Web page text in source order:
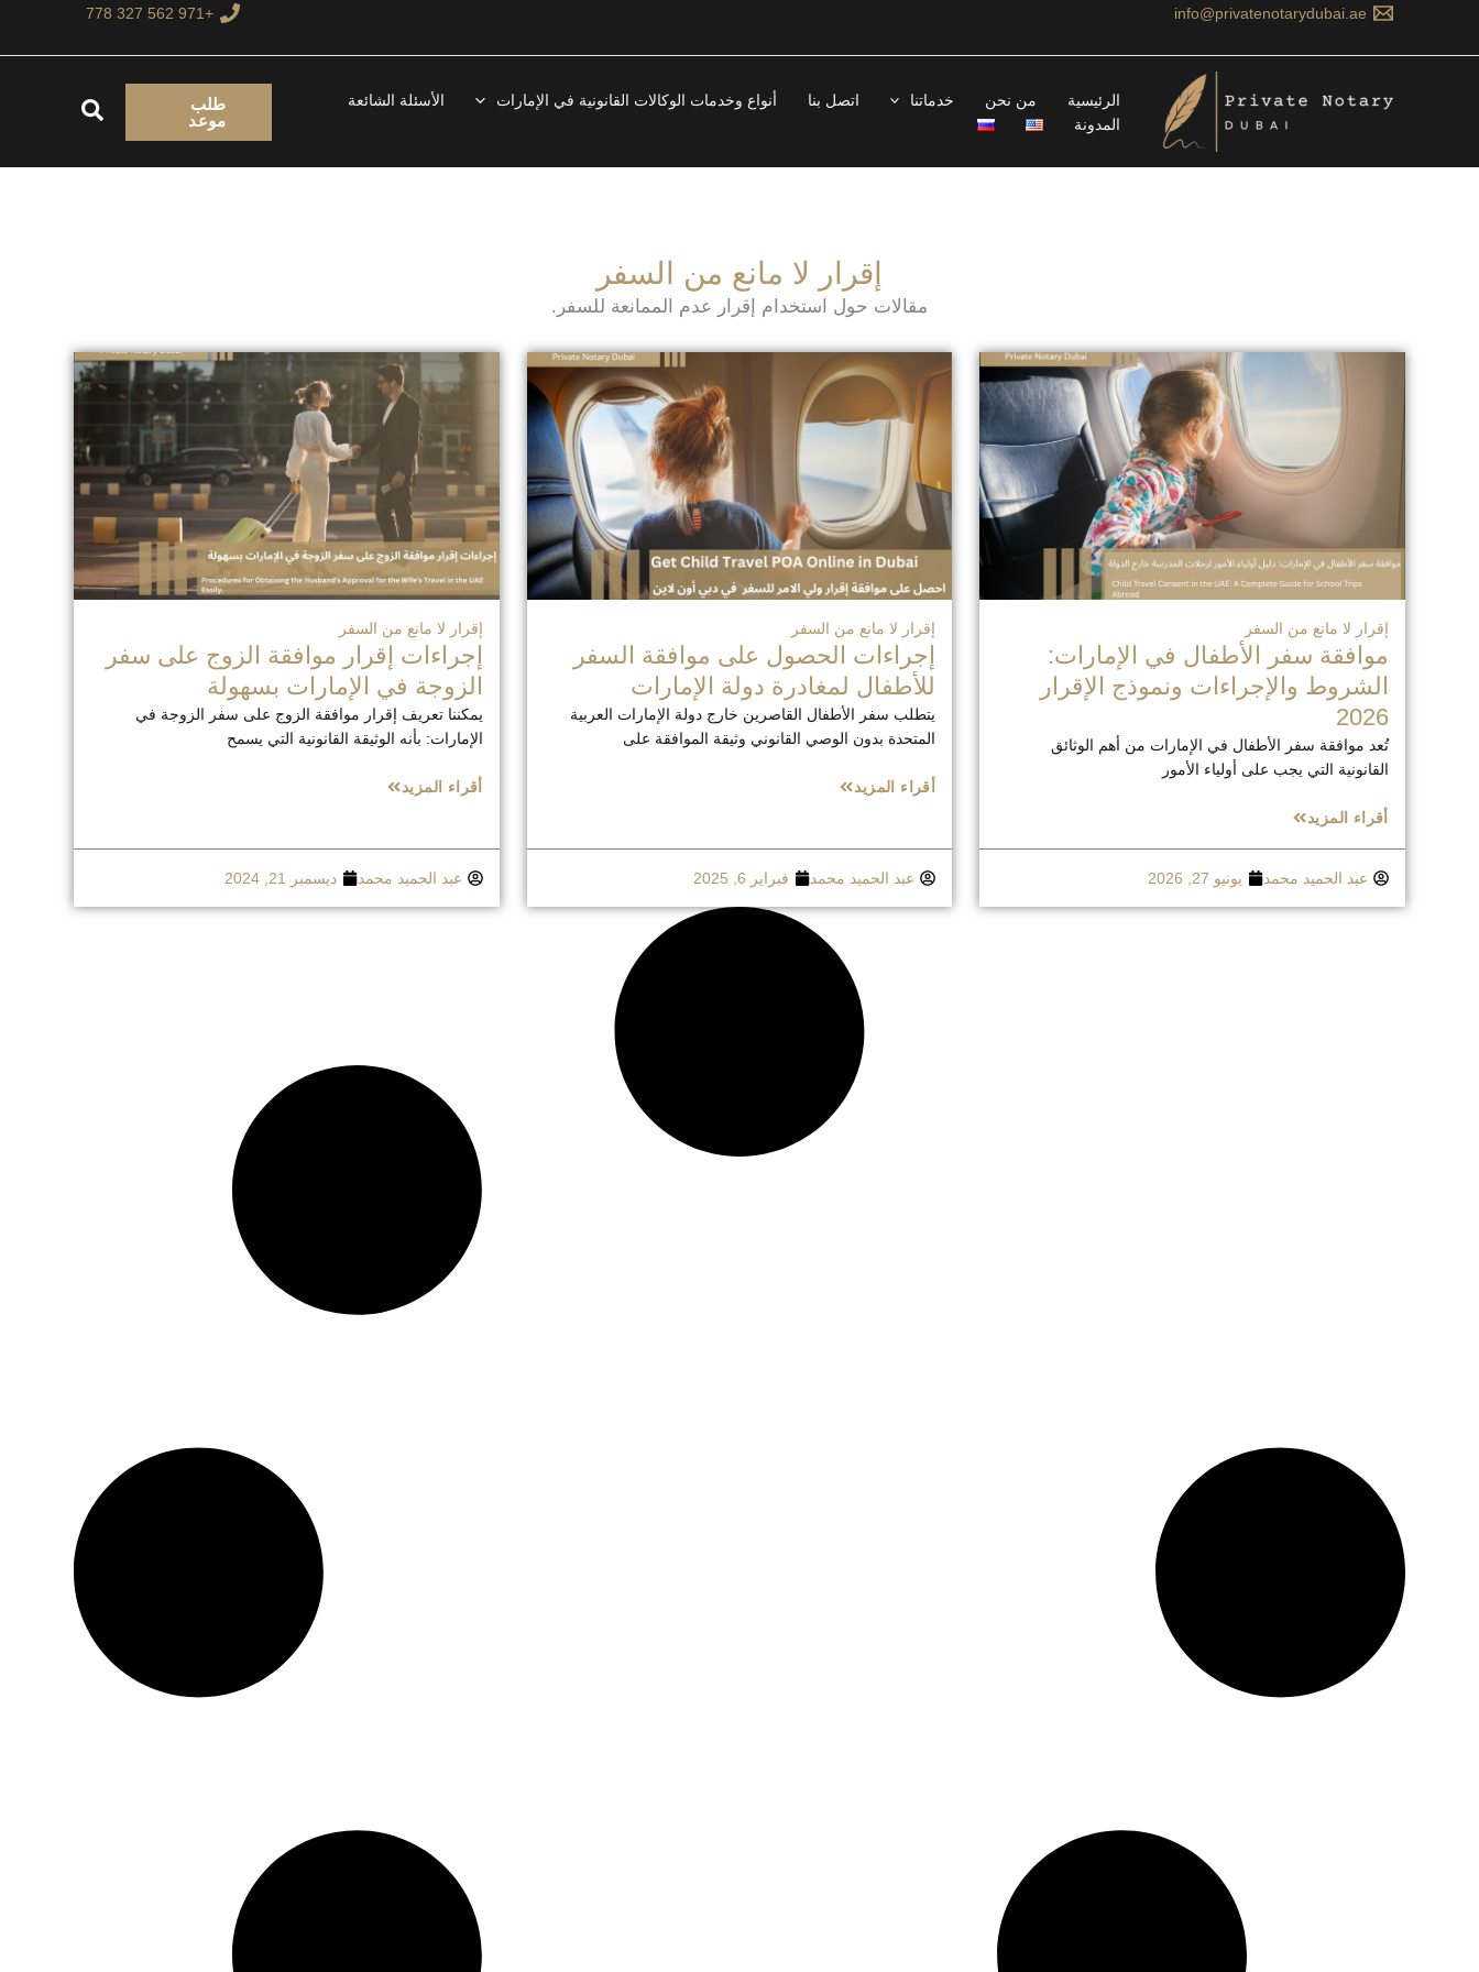
المحتوى
info@privatenotarydubai.ae
+971 562 327 778
الرئيسية من نحن خدماتنا اتصل بنا أنواع وخدمات الوكالات القانونية في الإمارات
الأسئلة الشائعة
المدونة
طلب
موعد
البحث
إقرار لا مانع من السفر
مقالات حول استخدام إقرار عدم الممانعة للسفر.
إقرار لا مانع من السفر
موافقة سفر الأطفال في الإمارات:
الشروط والإجراءات ونموذج الإقرار
2026
تُعد موافقة سفر الأطفال في الإمارات من أهم الوثائق
القانونية التي يجب على أولياء الأمور
أقراء المزيد
عبد الحميد محمد يونيو 27, 2026
إقرار لا مانع من السفر
إجراءات الحصول على موافقة السفر
للأطفال لمغادرة دولة الإمارات
يتطلب سفر الأطفال القاصرين خارج دولة الإمارات العربية
المتحدة بدون الوصي القانوني وثيقة الموافقة على
أقراء المزيد
عبد الحميد محمد فبراير 6, 2025
إقرار لا مانع من السفر
إجراءات إقرار موافقة الزوج على سفر
الزوجة في الإمارات بسهولة
يمكننا تعريف إقرار موافقة الزوج على سفر الزوجة في
الإمارات: بأنه الوثيقة القانونية التي يسمح
أقراء المزيد
عبد الحميد محمد ديسمبر 21, 2024